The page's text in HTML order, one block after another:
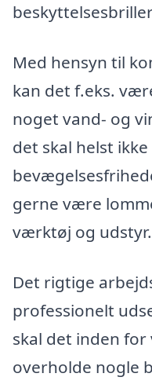
Med hensyn til
kan det f.eks.
noget vand- og
det skal helst
gerne være
værktøj og udstyr.
Det rigtige
professionelt
skal det inden
overholde nogle